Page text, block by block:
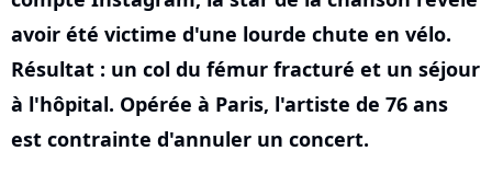
avoir été victime d'une lourde chute en vélo.
Résultat : un col du fémur fracturé et un séjour
à l'hôpital. Opérée à Paris, l'artiste de 76 ans
est contrainte d'annuler un concert.